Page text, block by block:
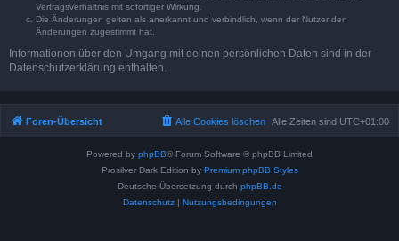
Vertragsverhältnis mit sofortiger Wirkung.
Die Änderungen gelten als anerkannt und verbindlich, wenn der Nutzer den
Änderungen zugestimmt hat.
Informationen über den Umgang mit deinen persönlichen Daten sind in der
Datenschutzerklärung enthalten.
Foren-Übersicht Alle Zeiten sind UTC+01:00
Alle Cookies löschen
Powered by phpBB® Forum Software © phpBB Limited
Prosilver Dark Edition by Premium phpBB Styles
Deutsche Übersetzung durch phpBB.de
Datenschutz| Nutzungsbedingungen